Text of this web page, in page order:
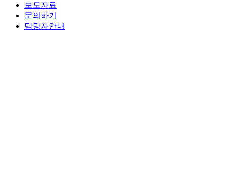
보도자료
문의하기
담당자안내